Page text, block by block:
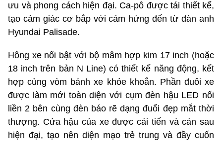
ưu và phong cách hiện đại. Ca-pô được tái thiết kế,
tạo cảm giác cơ bắp với cảm hứng đến từ đàn anh
Hyundai Palisade.
Hông xe nổi bật với bộ mâm hợp kim 17 inch (hoặc
18 inch trên bản N Line) có thiết kế năng động, kết
hợp cùng vòm bánh xe khỏe khoắn. Phần đuôi xe
được làm mới toàn diện với cụm đèn hậu LED nối
liền 2 bên cùng đèn báo rẽ dạng đuổi đẹp mắt thời
thượng. Cửa hậu của xe được cải tiến và cản sau
hiện đại, tạo nên diện mạo trẻ trung và đầy cuốn